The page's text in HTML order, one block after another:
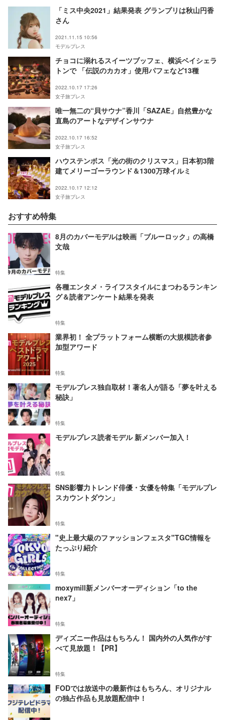
「ミス中央2021」結果発表 グランプリは秋山円香
さん
2021.11.15 10:56
モデルプレス
チョコに溺れるスイーツブッフェ、横浜ベイシェラ
トンで 「伝説のカカオ」使用パフェなど13種
2022.10.17 17:26
女子旅プレス
唯一無二の“貝サウナ”香川「SAZAE」自然豊かな
直島のアートなデザインサウナ
2022.10.17 16:52
女子旅プレス
ハウステンボス「光の街のクリスマス」日本初3階
建てメリーゴーラウンド＆1300万球イルミ
2022.10.17 12:12
女子旅プレス
おすすめ特集
8月のカバーモデルは映画「ブルーロック」の高橋
文哉
特集
各種エンタメ・ライフスタイルにまつわるランキン
グ＆読者アンケート結果を発表
特集
業界初！ 全プラットフォーム横断の大規模読者参
加型アワード
特集
モデルプレス独自取材！著名人が語る「夢を叶える
秘訣」
特集
モデルプレス読者モデル 新メンバー加入！
特集
SNS影響力トレンド俳優・女優を特集「モデルプレ
スカウントダウン」
特集
"史上最大級のファッションフェスタ"TGC情報を
たっぷり紹介
特集
moxymill新メンバーオーディション「to the
nex7」
特集
ディズニー作品はもちろん！ 国内外の人気作がす
べて見放題！【PR】
特集
FODでは放送中の最新作はもちろん、オリジナル
の独占作品も見放題配信中！